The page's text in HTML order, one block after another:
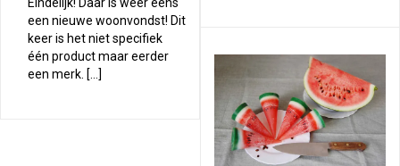
een nieuwe woonvondst! Dit
keer is het niet specifiek
één product maar eerder
een merk. […]